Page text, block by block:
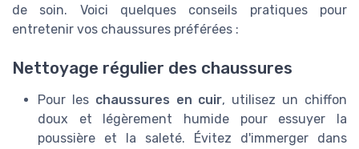
de soin. Voici quelques conseils pratiques pour
entretenir vos chaussures préférées :
Nettoyage régulier des chaussures
Pour les chaussures en cuir, utilisez un chiffon
doux et légèrement humide pour essuyer la
poussière et la saleté. Évitez d'immerger dans